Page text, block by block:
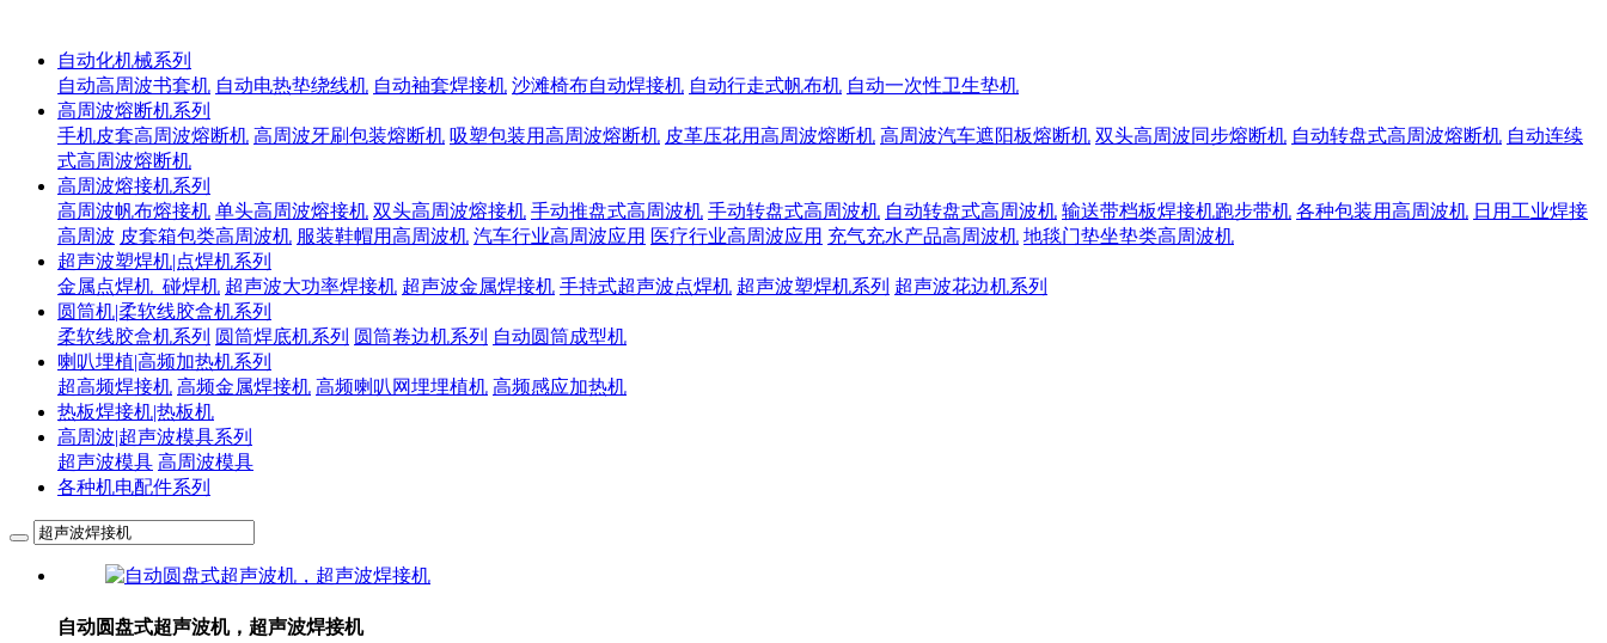
自动化机械系列
自动高周波书套机 自动电热垫绕线机 自动袖套焊接机 沙滩椅布自动焊接机 自动行走式帆布机 自动一次性卫生垫机
高周波熔断机系列
手机皮套高周波熔断机 高周波牙刷包装熔断机 吸塑包装用高周波熔断机 皮革压花用高周波熔断机 高周波汽车遮阳板熔断机 双头高周波同步熔断机 自动转盘式高周波熔断机 自动连续
式高周波熔断机
高周波熔接机系列
高周波帆布熔接机 单头高周波熔接机 双头高周波熔接机 手动推盘式高周波机 手动转盘式高周波机 自动转盘式高周波机 输送带档板焊接机跑步带机 各种包装用高周波机 日用工业焊接
高周波 皮套箱包类高周波机 服装鞋帽用高周波机 汽车行业高周波应用 医疗行业高周波应用 充气充水产品高周波机 地毯门垫坐垫类高周波机
超声波塑焊机|点焊机系列
金属点焊机_碰焊机 超声波大功率焊接机 超声波金属焊接机 手持式超声波点焊机 超声波塑焊机系列 超声波花边机系列
圆筒机|柔软线胶盒机系列
柔软线胶盒机系列 圆筒焊底机系列 圆筒卷边机系列 自动圆筒成型机
喇叭埋植|高频加热机系列
超高频焊接机 高频金属焊接机 高频喇叭网埋埋植机 高频感应加热机
热板焊接机|热板机
高周波|超声波模具系列
超声波模具 高周波模具
各种机电配件系列
自动圆盘式超声波机，超声波焊接机